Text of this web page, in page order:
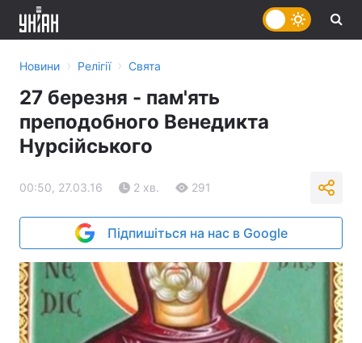
Новини › Релігії › Свята
27 березня - пам'ять
преподобного Венедикта
Нурсійського
00:50, 27.03.16 2 хв. 291
Підпишіться на нас в Google